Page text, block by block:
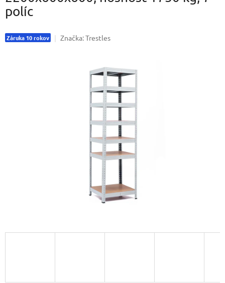
políc
Záruka 10 rokov Značka:Trestles